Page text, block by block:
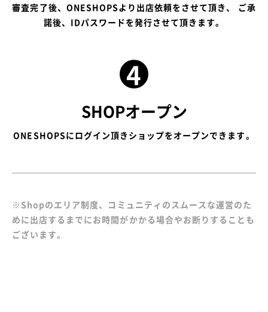
審査完了後、ONESHOPSより出店依頼をさせて頂き、
ご承
諾後、IDパスワードを発行させて頂きます。
SHOPオープン
ONESHOPSにログイン頂きショップをオープンできます。
※Shopのエリア制度、コミュニティのスムースな運営のた
めに出店するまでにお時間がかかる場合やお断りすることも
ございます。